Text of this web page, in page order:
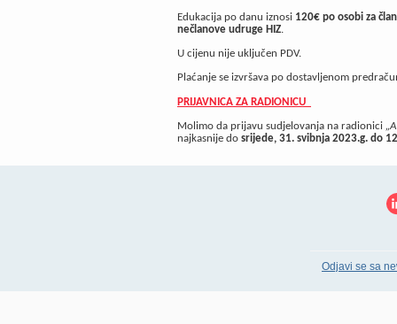
Edukacija po danu iznosi 120€ po osobi za
nečlanove udruge HIZ.
U cijenu nije uključen PDV.
Plaćanje se izvršava po dostavljenom
PRIJAVNICA ZA RADIONICU
Molimo da prijavu sudjelovanja na radionici
najkasnije do srijede, 31. svibnja 2023.g. do
Odjavi se sa